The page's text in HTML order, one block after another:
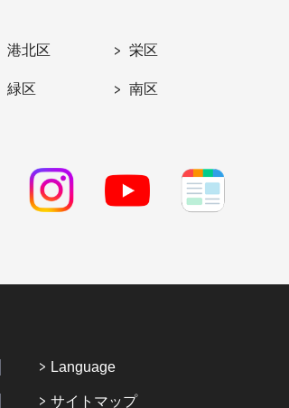
港北区 栄区
緑区 南区
Language
サイトマップ